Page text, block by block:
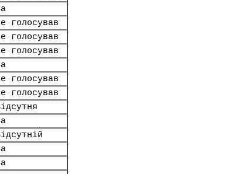
голосував
голосував
голосував
голосував
голосував